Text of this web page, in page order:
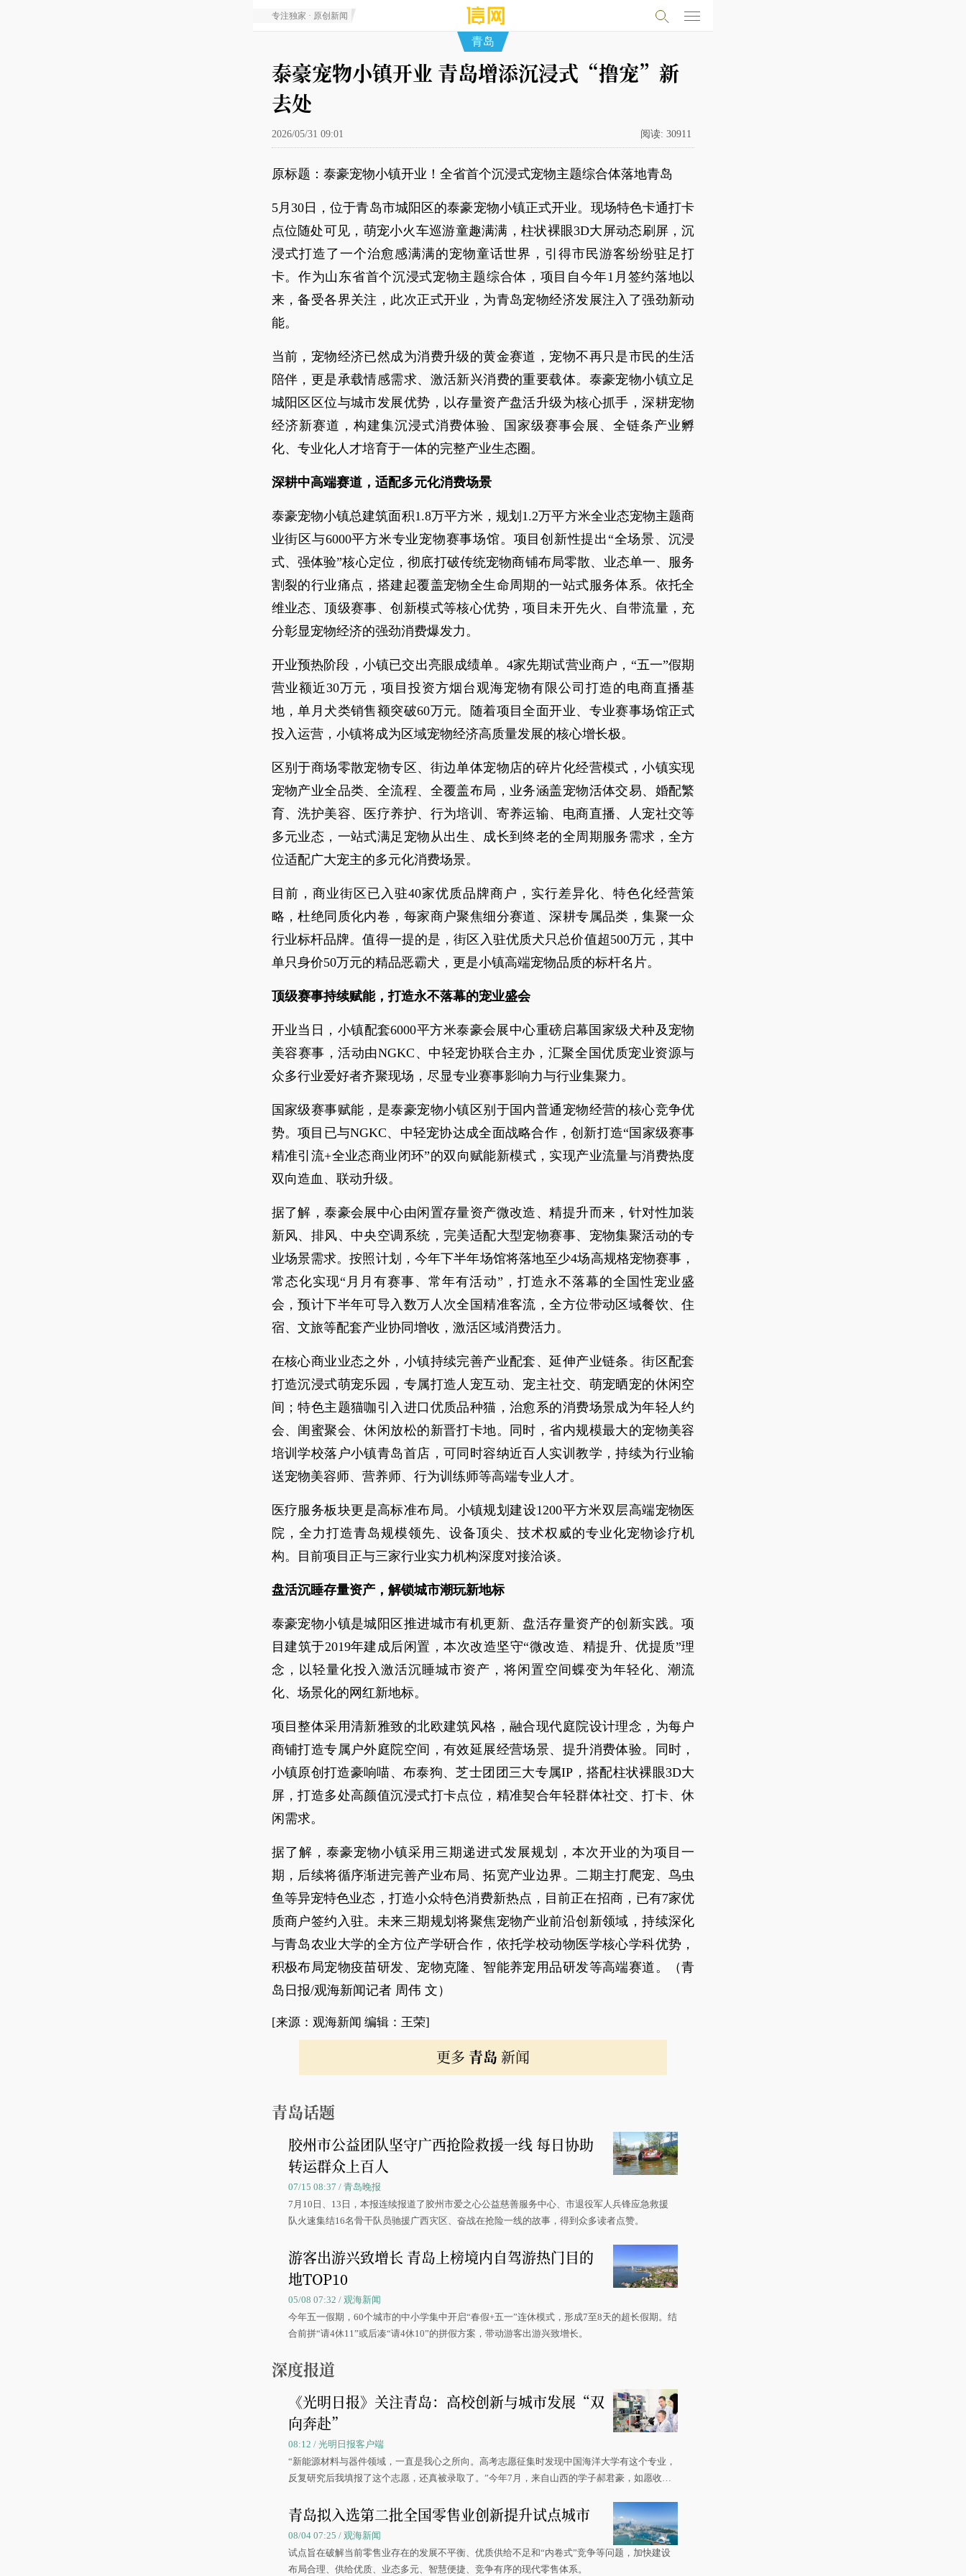
专注独家 · 原创新闻
青岛
泰豪宠物小镇开业 青岛增添沉浸式“撸宠”新
去处
2026/05/31 09:01 阅读: 30911
原标题：泰豪宠物小镇开业！全省首个沉浸式宠物主题综合体落地青岛
5月30日，位于青岛市城阳区的泰豪宠物小镇正式开业。现场特色卡通打卡
点位随处可见，萌宠小火车巡游童趣满满，柱状裸眼3D大屏动态刷屏，沉
浸式打造了一个治愈感满满的宠物童话世界，引得市民游客纷纷驻足打
卡。作为山东省首个沉浸式宠物主题综合体，项目自今年1月签约落地以
来，备受各界关注，此次正式开业，为青岛宠物经济发展注入了强劲新动
能。
当前，宠物经济已然成为消费升级的黄金赛道，宠物不再只是市民的生活
陪伴，更是承载情感需求、激活新兴消费的重要载体。泰豪宠物小镇立足
城阳区区位与城市发展优势，以存量资产盘活升级为核心抓手，深耕宠物
经济新赛道，构建集沉浸式消费体验、国家级赛事会展、全链条产业孵
化、专业化人才培育于一体的完整产业生态圈。
深耕中高端赛道，适配多元化消费场景
泰豪宠物小镇总建筑面积1.8万平方米，规划1.2万平方米全业态宠物主题商
业街区与6000平方米专业宠物赛事场馆。项目创新性提出“全场景、沉浸
式、强体验”核心定位，彻底打破传统宠物商铺布局零散、业态单一、服务
割裂的行业痛点，搭建起覆盖宠物全生命周期的一站式服务体系。依托全
维业态、顶级赛事、创新模式等核心优势，项目未开先火、自带流量，充
分彰显宠物经济的强劲消费爆发力。
开业预热阶段，小镇已交出亮眼成绩单。4家先期试营业商户，“五一”假期
营业额近30万元，项目投资方烟台观海宠物有限公司打造的电商直播基
地，单月犬类销售额突破60万元。随着项目全面开业、专业赛事场馆正式
投入运营，小镇将成为区域宠物经济高质量发展的核心增长极。
区别于商场零散宠物专区、街边单体宠物店的碎片化经营模式，小镇实现
宠物产业全品类、全流程、全覆盖布局，业务涵盖宠物活体交易、婚配繁
育、洗护美容、医疗养护、行为培训、寄养运输、电商直播、人宠社交等
多元业态，一站式满足宠物从出生、成长到终老的全周期服务需求，全方
位适配广大宠主的多元化消费场景。
目前，商业街区已入驻40家优质品牌商户，实行差异化、特色化经营策
略，杜绝同质化内卷，每家商户聚焦细分赛道、深耕专属品类，集聚一众
行业标杆品牌。值得一提的是，街区入驻优质犬只总价值超500万元，其中
单只身价50万元的精品恶霸犬，更是小镇高端宠物品质的标杆名片。
顶级赛事持续赋能，打造永不落幕的宠业盛会
开业当日，小镇配套6000平方米泰豪会展中心重磅启幕国家级犬种及宠物
美容赛事，活动由NGKC、中轻宠协联合主办，汇聚全国优质宠业资源与
众多行业爱好者齐聚现场，尽显专业赛事影响力与行业集聚力。
国家级赛事赋能，是泰豪宠物小镇区别于国内普通宠物经营的核心竞争优
势。项目已与NGKC、中轻宠协达成全面战略合作，创新打造“国家级赛事
精准引流+全业态商业闭环”的双向赋能新模式，实现产业流量与消费热度
双向造血、联动升级。
据了解，泰豪会展中心由闲置存量资产微改造、精提升而来，针对性加装
新风、排风、中央空调系统，完美适配大型宠物赛事、宠物集聚活动的专
业场景需求。按照计划，今年下半年场馆将落地至少4场高规格宠物赛事，
常态化实现“月月有赛事、常年有活动”，打造永不落幕的全国性宠业盛
会，预计下半年可导入数万人次全国精准客流，全方位带动区域餐饮、住
宿、文旅等配套产业协同增收，激活区域消费活力。
在核心商业业态之外，小镇持续完善产业配套、延伸产业链条。街区配套
打造沉浸式萌宠乐园，专属打造人宠互动、宠主社交、萌宠晒宠的休闲空
间；特色主题猫咖引入进口优质品种猫，治愈系的消费场景成为年轻人约
会、闺蜜聚会、休闲放松的新晋打卡地。同时，省内规模最大的宠物美容
培训学校落户小镇青岛首店，可同时容纳近百人实训教学，持续为行业输
送宠物美容师、营养师、行为训练师等高端专业人才。
医疗服务板块更是高标准布局。小镇规划建设1200平方米双层高端宠物医
院，全力打造青岛规模领先、设备顶尖、技术权威的专业化宠物诊疗机
构。目前项目正与三家行业实力机构深度对接洽谈。
盘活沉睡存量资产，解锁城市潮玩新地标
泰豪宠物小镇是城阳区推进城市有机更新、盘活存量资产的创新实践。项
目建筑于2019年建成后闲置，本次改造坚守“微改造、精提升、优提质”理
念，以轻量化投入激活沉睡城市资产，将闲置空间蝶变为年轻化、潮流
化、场景化的网红新地标。
项目整体采用清新雅致的北欧建筑风格，融合现代庭院设计理念，为每户
商铺打造专属户外庭院空间，有效延展经营场景、提升消费体验。同时，
小镇原创打造豪响喵、布泰狗、芝士团团三大专属IP，搭配柱状裸眼3D大
屏，打造多处高颜值沉浸式打卡点位，精准契合年轻群体社交、打卡、休
闲需求。
据了解，泰豪宠物小镇采用三期递进式发展规划，本次开业的为项目一
期，后续将循序渐进完善产业布局、拓宽产业边界。二期主打爬宠、鸟虫
鱼等异宠特色业态，打造小众特色消费新热点，目前正在招商，已有7家优
质商户签约入驻。未来三期规划将聚焦宠物产业前沿创新领域，持续深化
与青岛农业大学的全方位产学研合作，依托学校动物医学核心学科优势，
积极布局宠物疫苗研发、宠物克隆、智能养宠用品研发等高端赛道。（青
岛日报/观海新闻记者 周伟 文）
[来源：观海新闻 编辑：王荣]
更多 青岛 新闻
青岛话题
胶州市公益团队坚守广西抢险救援一线 每日协助
转运群众上百人
07/15 08:37 / 青岛晚报
7月10日、13日，本报连续报道了胶州市爱之心公益慈善服务中心、市退役军人兵锋应急救援
队火速集结16名骨干队员驰援广西灾区、奋战在抢险一线的故事，得到众多读者点赞。
游客出游兴致增长 青岛上榜境内自驾游热门目的
地TOP10
05/08 07:32 / 观海新闻
今年五一假期，60个城市的中小学集中开启“春假+五一”连休模式，形成7至8天的超长假期。结
合前拼“请4休11”或后凑“请4休10”的拼假方案，带动游客出游兴致增长。
深度报道
《光明日报》关注青岛：高校创新与城市发展“双
向奔赴”
08:12 / 光明日报客户端
“新能源材料与器件领域，一直是我心之所向。高考志愿征集时发现中国海洋大学有这个专业，
反复研究后我填报了这个志愿，还真被录取了。”今年7月，来自山西的学子郝君豪，如愿收到
青岛拟入选第二批全国零售业创新提升试点城市
08/04 07:25 / 观海新闻
试点旨在破解当前零售业存在的发展不平衡、优质供给不足和“内卷式”竞争等问题，加快建设
布局合理、供给优质、业态多元、智慧便捷、竞争有序的现代零售体系。